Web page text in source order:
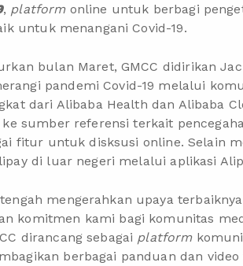
, platformonline untuk berbagi
untuk menangani Covid-19.
bulan Maret, GMCC didirikan
pandemi Covid-19 melalui
dari Alibaba Health dan Alibaba
sumber referensi terkait
fitur untuk disksusi online. Selain
di luar negeri melalui aplikasi
mengerahkan upaya
komitmen kami bagi komunitas
dirancang sebagai platform
berbagai panduan dan